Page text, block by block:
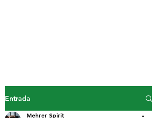
Entrada
Mehrer Spirit